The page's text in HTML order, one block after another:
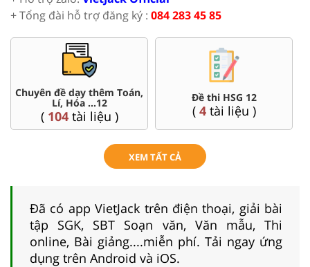
+ Tổng đài hỗ trợ đăng ký : 084 283 45 85
Chuyên đề dạy thêm Toán,
Lí, Hóa ...12
( 104tài liệu )
Đề thi HSG 12
( 4tài liệu )
XEM TẤT CẢ
Đã có app VietJack trên điện thoại, giải bài
tập SGK, SBT Soạn văn, Văn mẫu, Thi
online, Bài giảng....miễn phí. Tải ngay ứng
dụng trên Android và iOS.